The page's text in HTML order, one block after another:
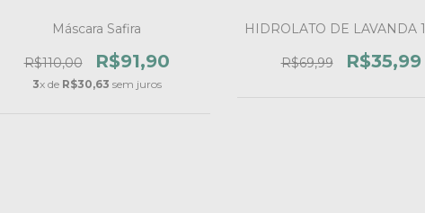
Máscara Safira
R$110,00 R$91,90
3x de R$30,63 sem juros
HIDROLATO DE LAVANDA
R$69,99 R$35,99